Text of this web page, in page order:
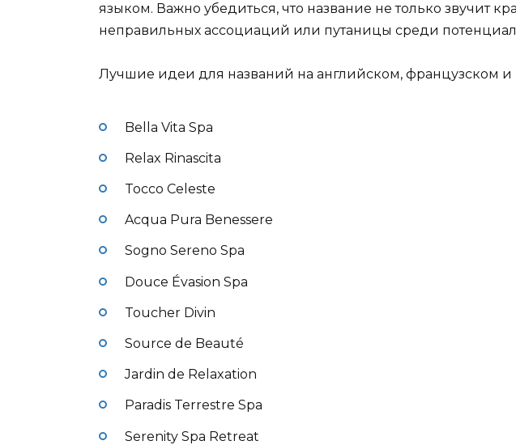
языком. Важно убедиться, что название не только звучит
неправильных ассоциаций или путаницы среди
Лучшие идеи для названий на английском, французском и
Bella Vita Spa
Relax Rinascita
Tocco Celeste
Acqua Pura Benessere
Sogno Sereno Spa
Douce Évasion Spa
Toucher Divin
Source de Beauté
Jardin de Relaxation
Paradis Terrestre Spa
Serenity Spa Retreat